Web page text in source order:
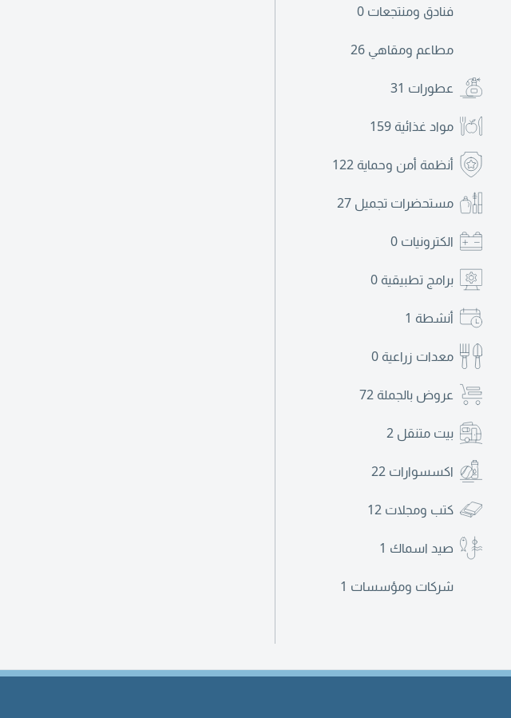
فنادق ومنتجعات 0
مطاعم ومقاهي 26
عطورات 31
مواد غذائية 159
أنظمة أمن وحماية 122
مستحضرات تجميل 27
الكترونيات 0
برامج تطبيقية 0
أنشطة 1
معدات زراعية 0
عروض بالجملة 72
بيت متنقل 2
اكسسوارات 22
كتب ومجلات 12
صيد اسماك 1
شركات ومؤسسات 1